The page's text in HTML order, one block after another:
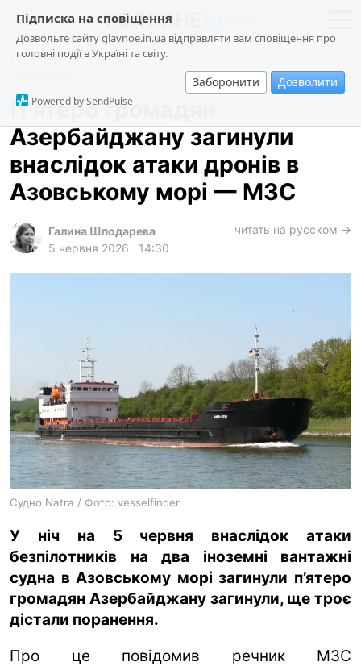
Підписка на сповіщення
Дозвольте сайту glavnoe.in.ua відправляти вам сповіщення про
головні події в Україні та світу.
Заборонити Дозволити
Powered by SendPulse
новини
про проєкт
суспільство
події
кримінал
техно
gambling
ua ru en
Суспільство
П’ятеро громадян
Азербайджану загинули
внаслідок атаки дронів в
Азовському морі — МЗС
Галина Шподарева
5 червня 2026
14:30
читать на русском →
Судно Natra / Фото: vesselfinder
У ніч на 5 червня внаслідок атаки
безпілотників на два іноземні вантажні
судна в Азовському морі загинули п’ятеро
громадян Азербайджану загинули, ще троє
дістали поранення.
Про це повідомив речник МЗС